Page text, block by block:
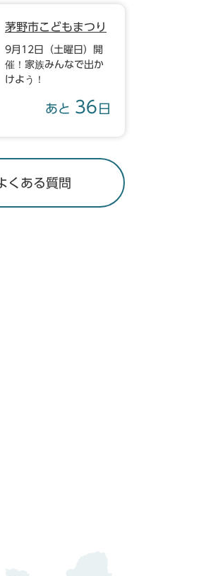
茅野市こどもまつり
9月12日（土曜日）開
催！家族みんなで出か
けよう！
あと 36 日
くある質問